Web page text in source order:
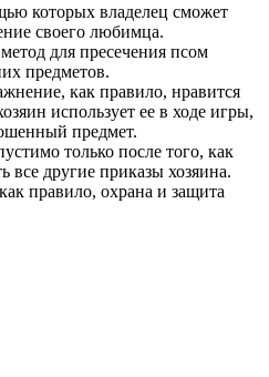
которых владелец сможет
своего любимца.
для пресечения псом
предметов.
как правило, нравится
использует ее в ходе игры,
предмет.
только после того, как
все другие приказы хозяина.
правило, охрана и защита